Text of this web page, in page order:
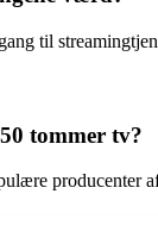
til
tommer tv?
producenter